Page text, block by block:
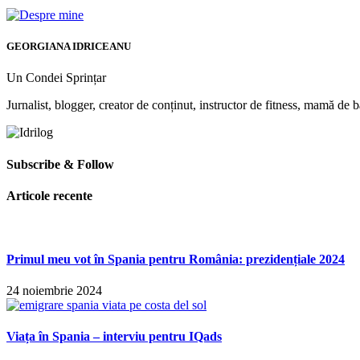
GEORGIANA IDRICEANU
Un Condei Sprințar
Jurnalist, blogger, creator de conținut, instructor de fitness, mamă de
Subscribe & Follow
Articole recente
Primul meu vot în Spania pentru România: prezidențiale 2024
24 noiembrie 2024
Viața în Spania – interviu pentru IQads